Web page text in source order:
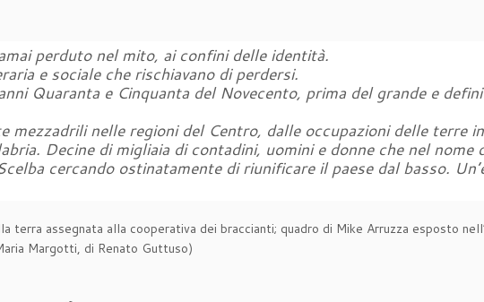
perduto nel mito, ai confini delle identità.
e sociale che rischiavano di perdersi.
Quaranta e Cinquanta del Novecento, prima del grande e
mezzadrili nelle regioni del Centro, dalle occupazioni delle terre
Decine di migliaia di contadini, uomini e donne che nel nome
cercando ostinatamente di riunificare il paese dal basso.
assegnata alla cooperativa dei braccianti; quadro di Mike Arruzza esposto
Margotti, di Renato Guttuso)